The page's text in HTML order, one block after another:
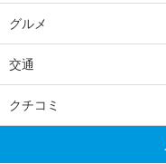
グルメ
交通
クチコミ